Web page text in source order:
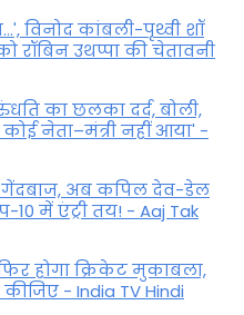
व‍िनोद कांबली-पृथ्वी शॉ
उथप्पा की चेतावनी
का छलका दर्द, बोली,
नेता–मंत्री नहीं आया' -
गेंदबाज, अब कपिल देव-डेल
10 में एंट्री तय! - Aaj Tak
होगा क्रिकेट मुकाबला,
- India TV Hindi